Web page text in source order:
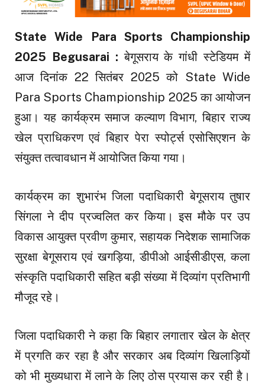
State Wide Para Sports Championship
2025 Begusarai :बेगूसराय के गांधी स्टेडियम में
आज दिनांक 22 सितंबर 2025 को State Wide
Para Sports Championship 2025 का आयोजन
हुआ। यह कार्यक्रम समाज कल्याण विभाग, बिहार राज्य
खेल प्राधिकरण एवं बिहार पेरा स्पोर्ट्स एसोसिएशन के
संयुक्त तत्वावधान में आयोजित किया गया।
कार्यक्रम का शुभारंभ जिला पदाधिकारी बेगूसराय तुषार
सिंगला ने दीप प्रज्वलित कर किया। इस मौके पर उप
विकास आयुक्त प्रवीण कुमार, सहायक निदेशक सामाजिक
सुरक्षा बेगूसराय एवं खगड़िया, डीपीओ आईसीडीएस, कला
संस्कृति पदाधिकारी सहित बड़ी संख्या में दिव्यांग प्रतिभागी
मौजूद रहे।
जिला पदाधिकारी ने कहा कि बिहार लगातार खेल के क्षेत्र
में प्रगति कर रहा है और सरकार अब दिव्यांग खिलाड़ियों
को भी मुख्यधारा में लाने के लिए ठोस प्रयास कर रही है।